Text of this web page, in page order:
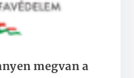
megvan a